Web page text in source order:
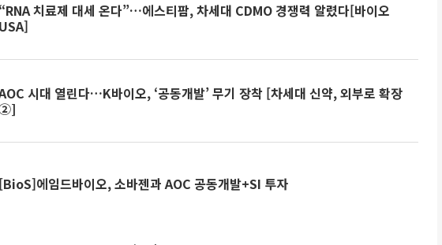
“RNA 치료제 대세 온다”…에스티팜, 차세대 CDMO 경쟁력 알렸다[바이오
USA]
시대 열린다…K바이오, ‘공동개발’ 무기 장착 [차세대 신약, 외부로 확장
[BioS]에임드바이오, 소바젠과 AOC 공동개발+SI 투자